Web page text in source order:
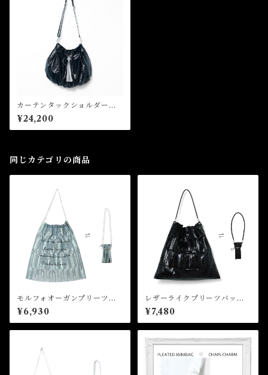
カーテンタックショルダーバ
ッグ Curtain Tuck Should
er Bag
¥24,200
同じカテゴリの商品
モルフォオーガンプリーツバ
ッグ Morpho Organ Pleat
ed Bag
¥6,930
レザーライクプリーツバッ
グ Leather Like Pleated B
ag
¥7,480